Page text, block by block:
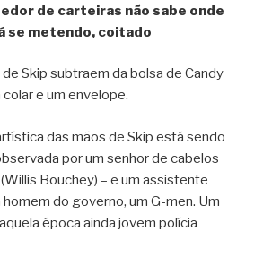
de carteiras não sabe onde
se metendo, coitado
Skip subtraem da bolsa de Candy
e um envelope.
das mãos de Skip está sendo
por um senhor de cabelos
Bouchey) – e um assistente
homem do governo, um G-men. Um
época ainda jovem polícia